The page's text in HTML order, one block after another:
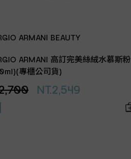
ARMANI BEAUTY
ARMANI 高訂完美絲絨水慕斯粉
專櫃公司貨)
NT.2,549